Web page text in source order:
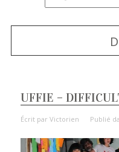
UFFIE –
Écrit par Victorien Publié